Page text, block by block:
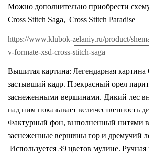
Можно дополнительно приобрести
Cross Stitch Saga, Cross Stitch Paradise
https://www.klubok-zelaniy.ru/product/
v-formate-xsd-cross-stitch-saga
Вышитая картина: Легендарная
застывший кадр. Прекрасный орел
заснеженными вершинами. Дикий лес
над ним показывает величественность
Фактурный фон, выполненный нитями в
заснеженные вершины гор и дремучий
Используется 39 цветов мулине.